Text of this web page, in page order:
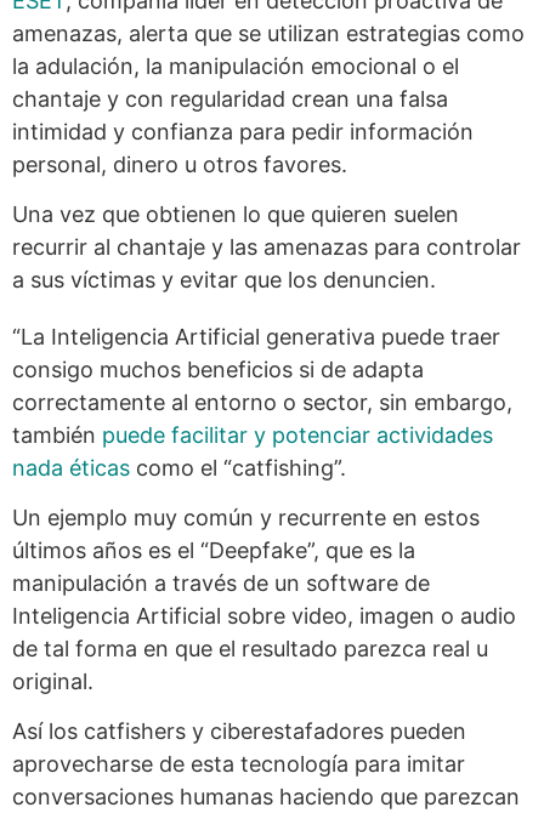
amenazas, alerta que se utilizan estrategias como
la adulación, la manipulación emocional o el
chantaje y con regularidad crean una falsa
intimidad y confianza para pedir información
personal, dinero u otros favores.
Una vez que obtienen lo que quieren suelen
recurrir al chantaje y las amenazas para controlar
a sus víctimas y evitar que los denuncien.
“La Inteligencia Artificial generativa puede traer
consigo muchos beneficios si de adapta
correctamente al entorno o sector, sin embargo,
también puede facilitar y potenciar actividades
nada éticas como el “catfishing”.
Un ejemplo muy común y recurrente en estos
últimos años es el “Deepfake”, que es la
manipulación a través de un software de
Inteligencia Artificial sobre video, imagen o audio
de tal forma en que el resultado parezca real u
original.
Así los catfishers y ciberestafadores pueden
aprovecharse de esta tecnología para imitar
conversaciones humanas haciendo que parezcan